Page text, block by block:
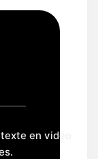
en vidéo